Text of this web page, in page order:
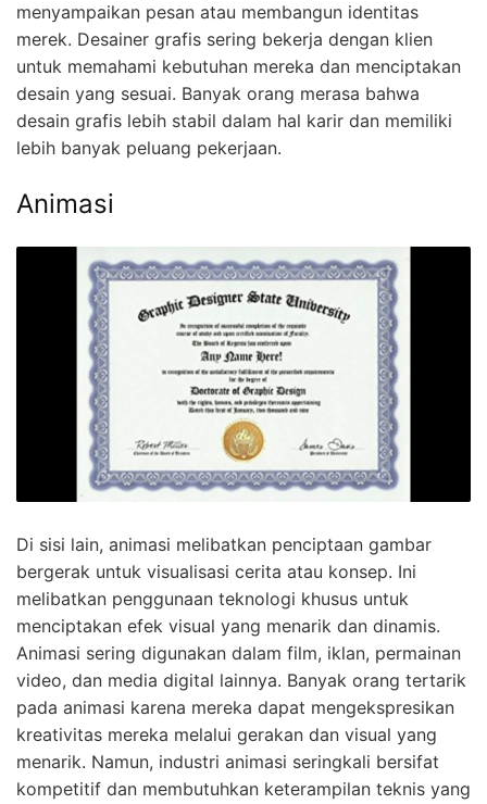
menyampaikan pesan atau membangun identitas
merek. Desainer grafis sering bekerja dengan klien
untuk memahami kebutuhan mereka dan menciptakan
desain yang sesuai. Banyak orang merasa bahwa
desain grafis lebih stabil dalam hal karir dan memiliki
lebih banyak peluang pekerjaan.
Animasi
Di sisi lain, animasi melibatkan penciptaan gambar
bergerak untuk visualisasi cerita atau konsep. Ini
melibatkan penggunaan teknologi khusus untuk
menciptakan efek visual yang menarik dan dinamis.
Animasi sering digunakan dalam film, iklan, permainan
video, dan media digital lainnya. Banyak orang tertarik
pada animasi karena mereka dapat mengekspresikan
kreativitas mereka melalui gerakan dan visual yang
menarik. Namun, industri animasi seringkali bersifat
kompetitif dan membutuhkan keterampilan teknis yang